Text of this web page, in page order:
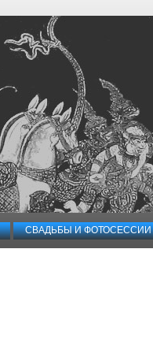
СВАДЬБЫ И ФОТОСЕССИИ